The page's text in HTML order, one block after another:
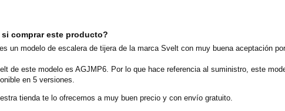
comprar este producto?
un modelo de escalera de tijera de la marca Svelt con muy buena aceptación
de este modelo es AGJMP6. Por lo que hace referencia al suministro, este
en 5 versiones.
tienda te lo ofrecemos a muy buen precio y con envío gratuito.